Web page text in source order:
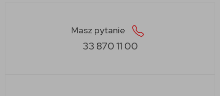
Masz pytanie
33 870 11 00